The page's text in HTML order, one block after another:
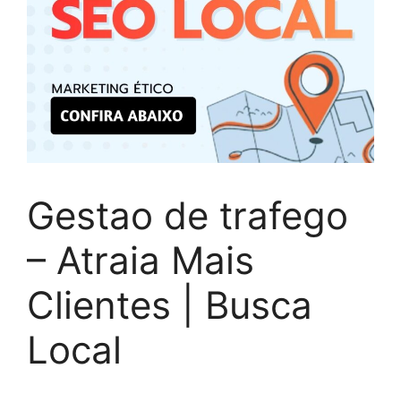
Gestao de trafego
– Atraia Mais
Clientes | Busca
Local